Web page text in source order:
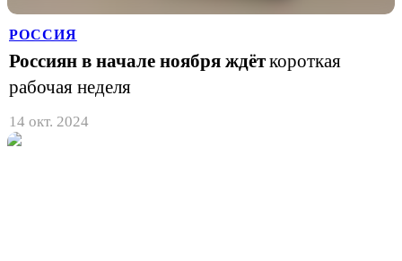
РОССИЯ
Россиян в начале ноября ждёткороткая
рабочая неделя
14 окт. 2024